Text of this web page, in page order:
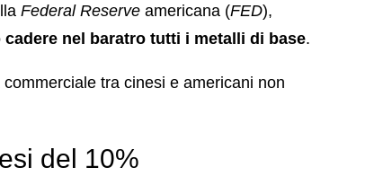
Federal Reserve americana (FED),
cadere nel baratro tutti i metalli di base.
tra cinesi e americani non
del 10%